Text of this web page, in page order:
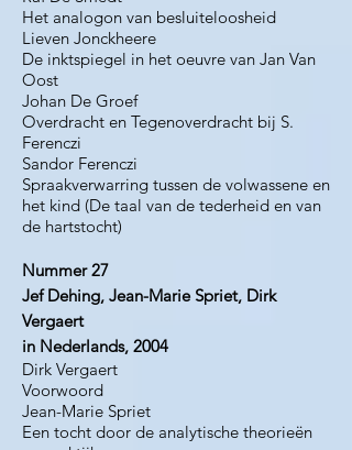
Het analogon van besluiteloosheid
Lieven Jonckheere
De inktspiegel in het oeuvre van Jan Van
Oost
Johan De Groef
Overdracht en Tegenoverdracht bij S.
Ferenczi
Sandor Ferenczi
Spraakverwarring tussen de volwassene en
het kind (De taal van de tederheid en van
de hartstocht)
Nummer 27
Jef Dehing, Jean-Marie Spriet, Dirk
Vergaert
in Nederlands, 2004
Dirk Vergaert
Voorwoord
Jean-Marie Spriet
Een tocht door de analytische theorieën